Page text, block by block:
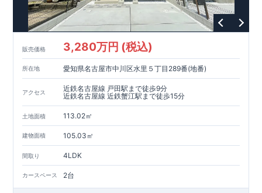
発生する地震に対して、倒壊、崩壊しない｣という基準から、さ
らに1.5倍の耐震力を達成しています。 耐風等級2 災害時の損
傷の受けにくさを評価されています。建築基準法に定められて
度）のさらに
も損傷を生じないことで耐風最高等級
社一貫体制もっと詳しく 東栄住宅は土地の仕入れ、設計、施
工、販売、メンテナンスまで、すべてのプロセスに携わってい
アフターサポート もっと詳しく
ことができる住宅の品質を長期にわたり維持するには、定期的
な点検を実施することが重要です。 最大60年間の保証制度がご
ざいます。もちろん、定期点検以外でも万一不具合が発生した
際は対応いたします。
販売価格 3,280万円 (税込)
所在地 愛知県名古屋市中川区水里５丁目289番(地番)
アクセス
近鉄名古屋線 戸田駅まで徒歩9分
近鉄名古屋線 近鉄蟹江駅まで徒歩15分
土地面積 113.02㎡
建物面積 105.03㎡
間取り 4LDK
カースペース 2台